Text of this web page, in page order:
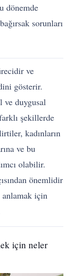
dönemde
sorunları
ve
gösterir.
ve duygusal
şekillerde
kadınların
ve bu
olabilir.
önemlidir
anlamak için
için neler